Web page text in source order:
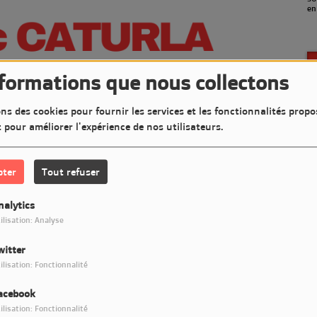
que nous collectons
des cookies pour fournir les services et les fonctionnalités
pour améliorer l'expérience de nos utilisateurs.
Tout refuser
Analyse
Fonctionnalité
Fonctionnalité
très Jazzy sur LM7 Radio